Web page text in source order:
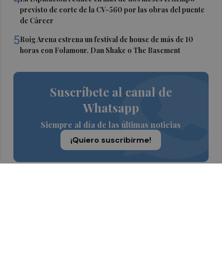
previsto de corte de la CV-560 por las obras del puente
de Càrcer
5Roig Arena estrena un festival de house de más de 10
horas con Folamour, Dan Shake o The Basement
Suscríbete al canal de
Whatsapp
Siempre al día de las últimas noticias
¡Quiero suscribirme!